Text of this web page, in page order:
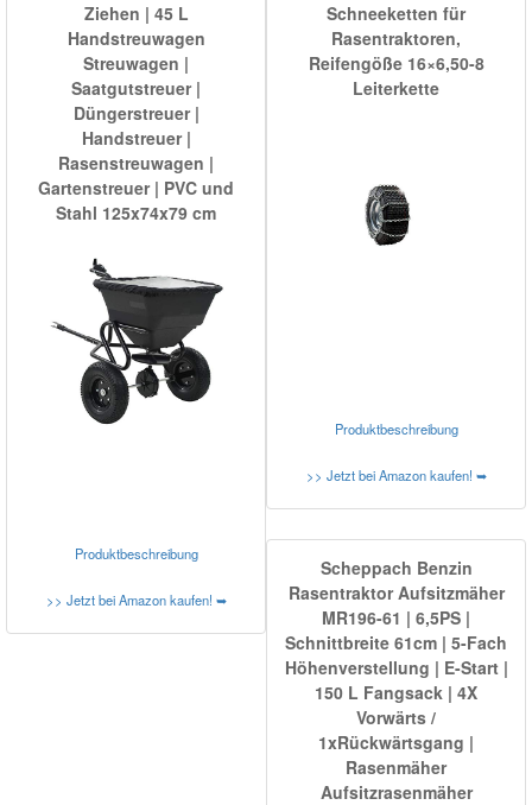
Ziehen | 45 L
Handstreuwagen
Streuwagen |
Saatgutstreuer |
Düngerstreuer |
Handstreuer |
Rasenstreuwagen |
Gartenstreuer | PVC und
Stahl 125x74x79 cm
Produktbeschreibung
>> Jetzt bei Amazon kaufen! ➥
Schneeketten für
Rasentraktoren,
Reifengöße 16×6,50-8
Leiterkette
Produktbeschreibung
>> Jetzt bei Amazon kaufen! ➥
Scheppach Benzin
Rasentraktor Aufsitzmäher
MR196-61 | 6,5PS |
Schnittbreite 61cm | 5-Fach
Höhenverstellung | E-Start |
150 L Fangsack | 4X
Vorwärts /
1xRückwärtsgang |
Rasenmäher
Aufsitzrasenmäher